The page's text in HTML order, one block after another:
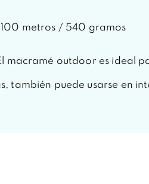
metros / 540 gramos
macramé outdoor es ideal
también puede usarse en